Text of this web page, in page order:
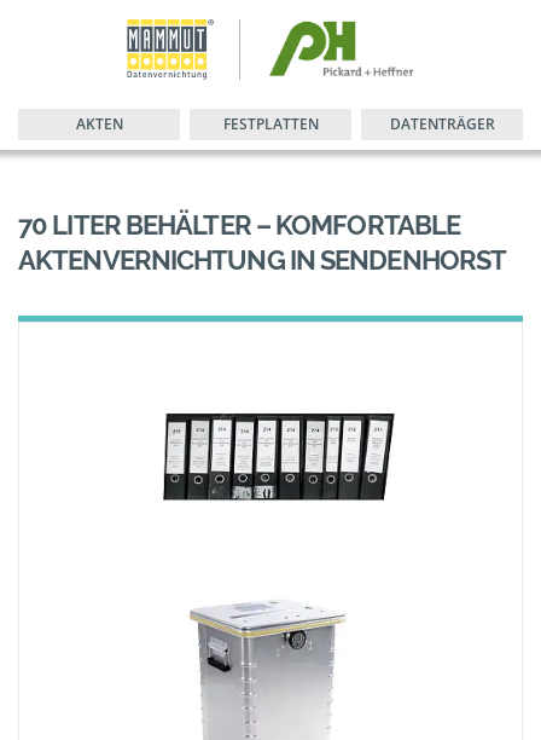
AKTEN FESTPLATTEN DATENTRÄGER
70 LITER BEHÄLTER – KOMFORTABLE
AKTENVERNICHTUNG IN SENDENHORST